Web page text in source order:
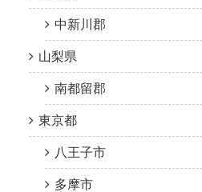
中新川郡
山梨県
南都留郡
東京都
八王子市
多摩市